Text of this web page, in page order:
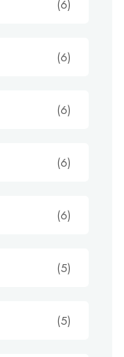
(6)
(6)
(6)
(6)
(6)
(5)
(5)